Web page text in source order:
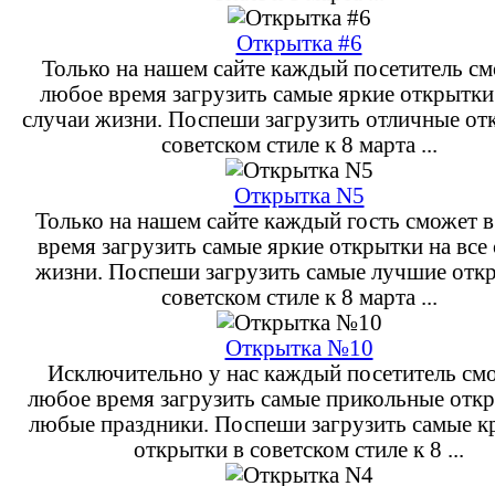
Открытка #6
Только на нашем сайте каждый посетитель
любое время загрузить самые яркие
случаи жизни. Поспеши загрузить отличные
советском стиле к 8 марта ...
Открытка N5
Только на нашем сайте каждый гость сможет
время загрузить самые яркие открытки на все
жизни. Поспеши загрузить самые лучшие
советском стиле к 8 марта ...
Открытка №10
Исключительно у нас каждый посетитель
любое время загрузить самые прикольные
любые праздники. Поспеши загрузить самые
открытки в советском стиле к 8 ...